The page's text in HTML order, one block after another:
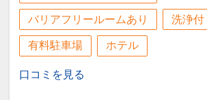
バリアフリールームあり 洗浄付
有料駐車場 ホテル
口コミを見る